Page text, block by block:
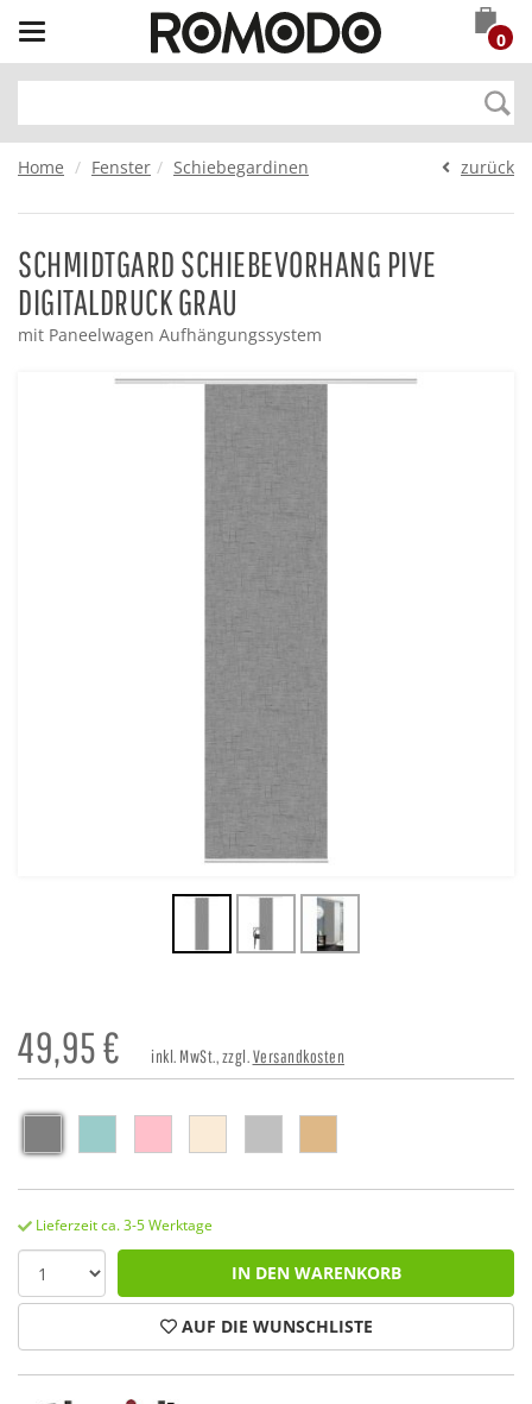
Toggle
navigation
0
Home Fenster Schiebegardinen zurück
SCHMIDTGARD SCHIEBEVORHANG PIVE
DIGITALDRUCK GRAU
mit Paneelwagen Aufhängungssystem
49,95€ inkl. MwSt., zzgl.Versandkosten
Lieferzeit ca. 3-5 Werktage
IN DEN WARENKORB
AUF DIE WUNSCHLISTE